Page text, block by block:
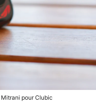
pour Clubic